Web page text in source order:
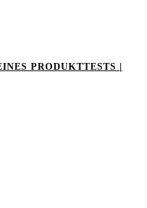
PRODUKTTESTS |